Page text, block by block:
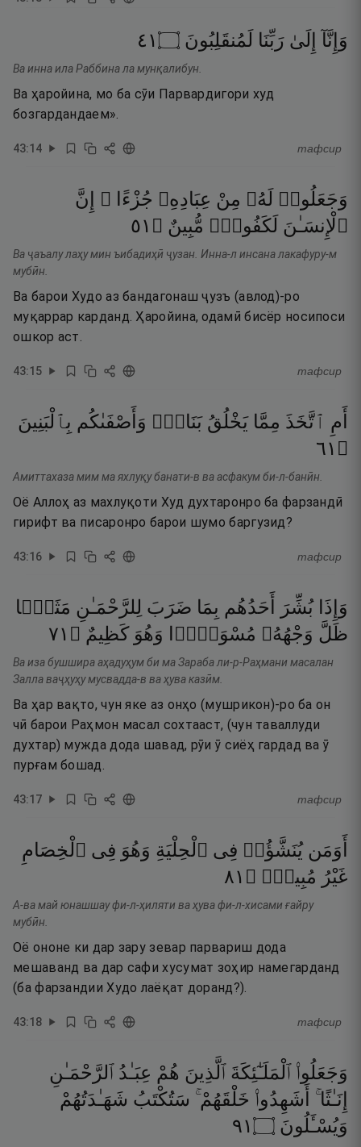
وَإِنَّآ إِلَىٰ رَبِّنَا لَمُنقَلِبُونَ ۝١٤
Ва инна ила Раббина ла мунқалибун.
Ва ҳаройина, мо ба сӯи Парвардигори худ
бозгардандаем».
43:14 тафсир
وَجَعَلُوا۟ لَهُۥ مِنْ عِبَادِهِۦ جُزْءًا ۚ
إِنَّ
ٱلْإِنسَـٰنَ لَكَفُورٌۭ مُّبِينٌ ۝ ١٥
Ва ҷаъалу лаҳу мин ъибадиҳӣ ҷузан. Инна-л инсана лакафуру-м
мубӣн.
Ва барои Худо аз бандагонаш ҷузъ (авлод)-ро
муқаррар карданд. Ҳаройина, одамӣ бисёр носипоси
ошкор аст.
43:15 тафсир
أَمِ ٱتَّخَذَ مِمَّا يَخْلُقُ بَنَاتٍۢ وَأَصْفَىٰكُم بِٱلْبَنِينَ
۝ ١٦
Амиттахаза мим ма яхлуқу банати-в ва асфакум би-л-банӣн.
Оё Аллоҳ аз махлуқоти Худ духтаронро ба фарзандӣ
гирифт ва писаронро барои шумо баргузид?
43:16 тафсир
وَإِذَا بُشِّرَ أَحَدُهُم بِمَا ضَرَبَ لِلرَّحْمَـٰنِ مَثَلًۭا
ظَلَّ وَجْهُهُۥ مُسْوَدًّۭا وَهُوَ كَظِيمٌ ۝ ١٧
Ва иза бушшира аҳадуҳум би ма Зараба ли-р-Раҳмани масалан
Залла ваҷҳуҳу мусвадда-в ва ҳува казӣм.
Ва ҳар вақто, чун яке аз онҳо (мушрикон)-ро ба он
чӣ барои Раҳмон масал сохтааст, (чун таваллуди
духтар) мужда дода шавад, рӯи ӯ сиёҳ гардад ва ӯ
пурғам бошад.
43:17 тафсир
أَوَمَن يُنَشَّؤُا۟ فِى ٱلْحِلْيَةِ وَهُوَ فِى ٱلْخِصَامِ
غَيْرُ مُبِينٍۢ ۝ ١٨
А-ва май юнашшау фи-л-ҳиляти ва ҳува фи-л-хисами ғайру
мубӣн.
Оё ононе ки дар зару зевар парвариш дода
мешаванд ва дар сафи хусумат зоҳир намегарданд
(ба фарзандии Худо лаёқат доранд?).
43:18 тафсир
وَجَعَلُوا۟ ٱلْمَلَـٰٓئِكَةَ ٱلَّذِينَ هُمْ عِبَـٰدُ ٱلرَّحْمَـٰنِ
إِنَـٰثًا ۚ
أَشَهِدُوا۟ خَلْقَهُمْ ۚ سَتُكْتَبُ شَهَـٰدَتُهُمْ
وَيُسْـَٔلُونَ ۝١٩